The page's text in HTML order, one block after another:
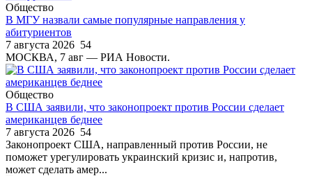
Общество
В МГУ назвали самые популярные направления у
абитуриентов
7 августа 2026 54
МОСКВА, 7 авг — РИА Новости.
Общество
В США заявили, что законопроект против России сделает
американцев беднее
7 августа 2026 54
Законопроект США, направленный против России, не
поможет урегулировать украинский кризис и, напротив,
может сделать амер...